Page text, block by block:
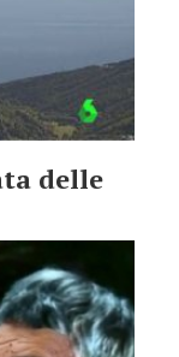
delle